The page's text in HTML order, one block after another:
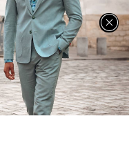
veel zomerse items!
Premium